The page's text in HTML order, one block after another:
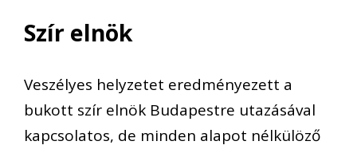
Szír elnök
Veszélyes helyzetet eredményezett a
bukott szír elnök Budapestre utazásával
kapcsolatos, de minden alapot nélkülöző